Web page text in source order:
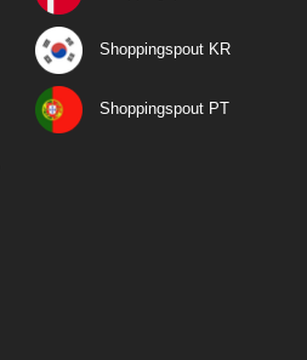
Shoppingspout KR
Shoppingspout PT